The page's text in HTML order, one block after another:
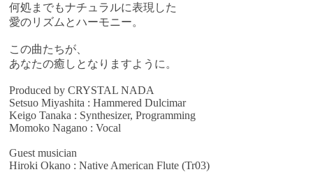
何処までもナチュラルに表現した
愛のリズムとハーモニー。
この曲たちが、
あなたの癒しとなりますように。
Produced by CRYSTAL NADA
Setsuo Miyashita : Hammered Dulcimar
Keigo Tanaka : Synthesizer, Programming
Momoko Nagano : Vocal
Guest musician
Hiroki Okano : Native American Flute (Tr03)